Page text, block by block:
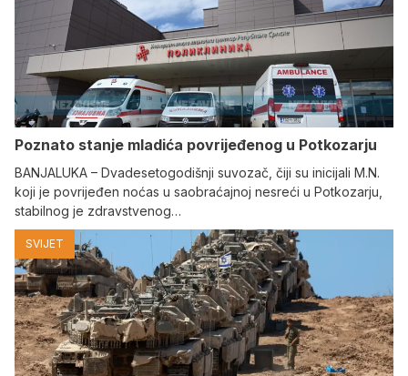
Poznato stanje mladića povrijeđenog u Potkozarju
BANJALUKA – Dvadesetogodišnji suvozač, čiji su inicijali M.N.
koji je povrijeđen noćas u saobraćajnoj nesreći u Potkozarju,
stabilnog je zdravstvenog…
SVIJET